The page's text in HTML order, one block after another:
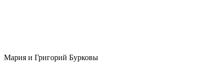
Мария и Григорий Бурковы